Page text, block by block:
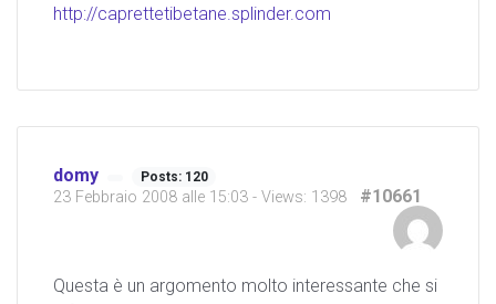
http://caprettetibetane.splinder.com
domy Posts: 120
23 Febbraio 2008 alle 15:03 - Views: 1398 #10661
Questa è un argomento molto interessante che si